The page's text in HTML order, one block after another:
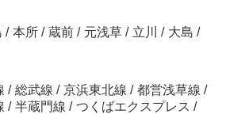
/ 本所 / 蔵前 / 元浅草 / 立川 / 大島 /
/ 総武線 / 京浜東北線 / 都営浅草線 /
/ 半蔵門線 / つくばエクスプレス /